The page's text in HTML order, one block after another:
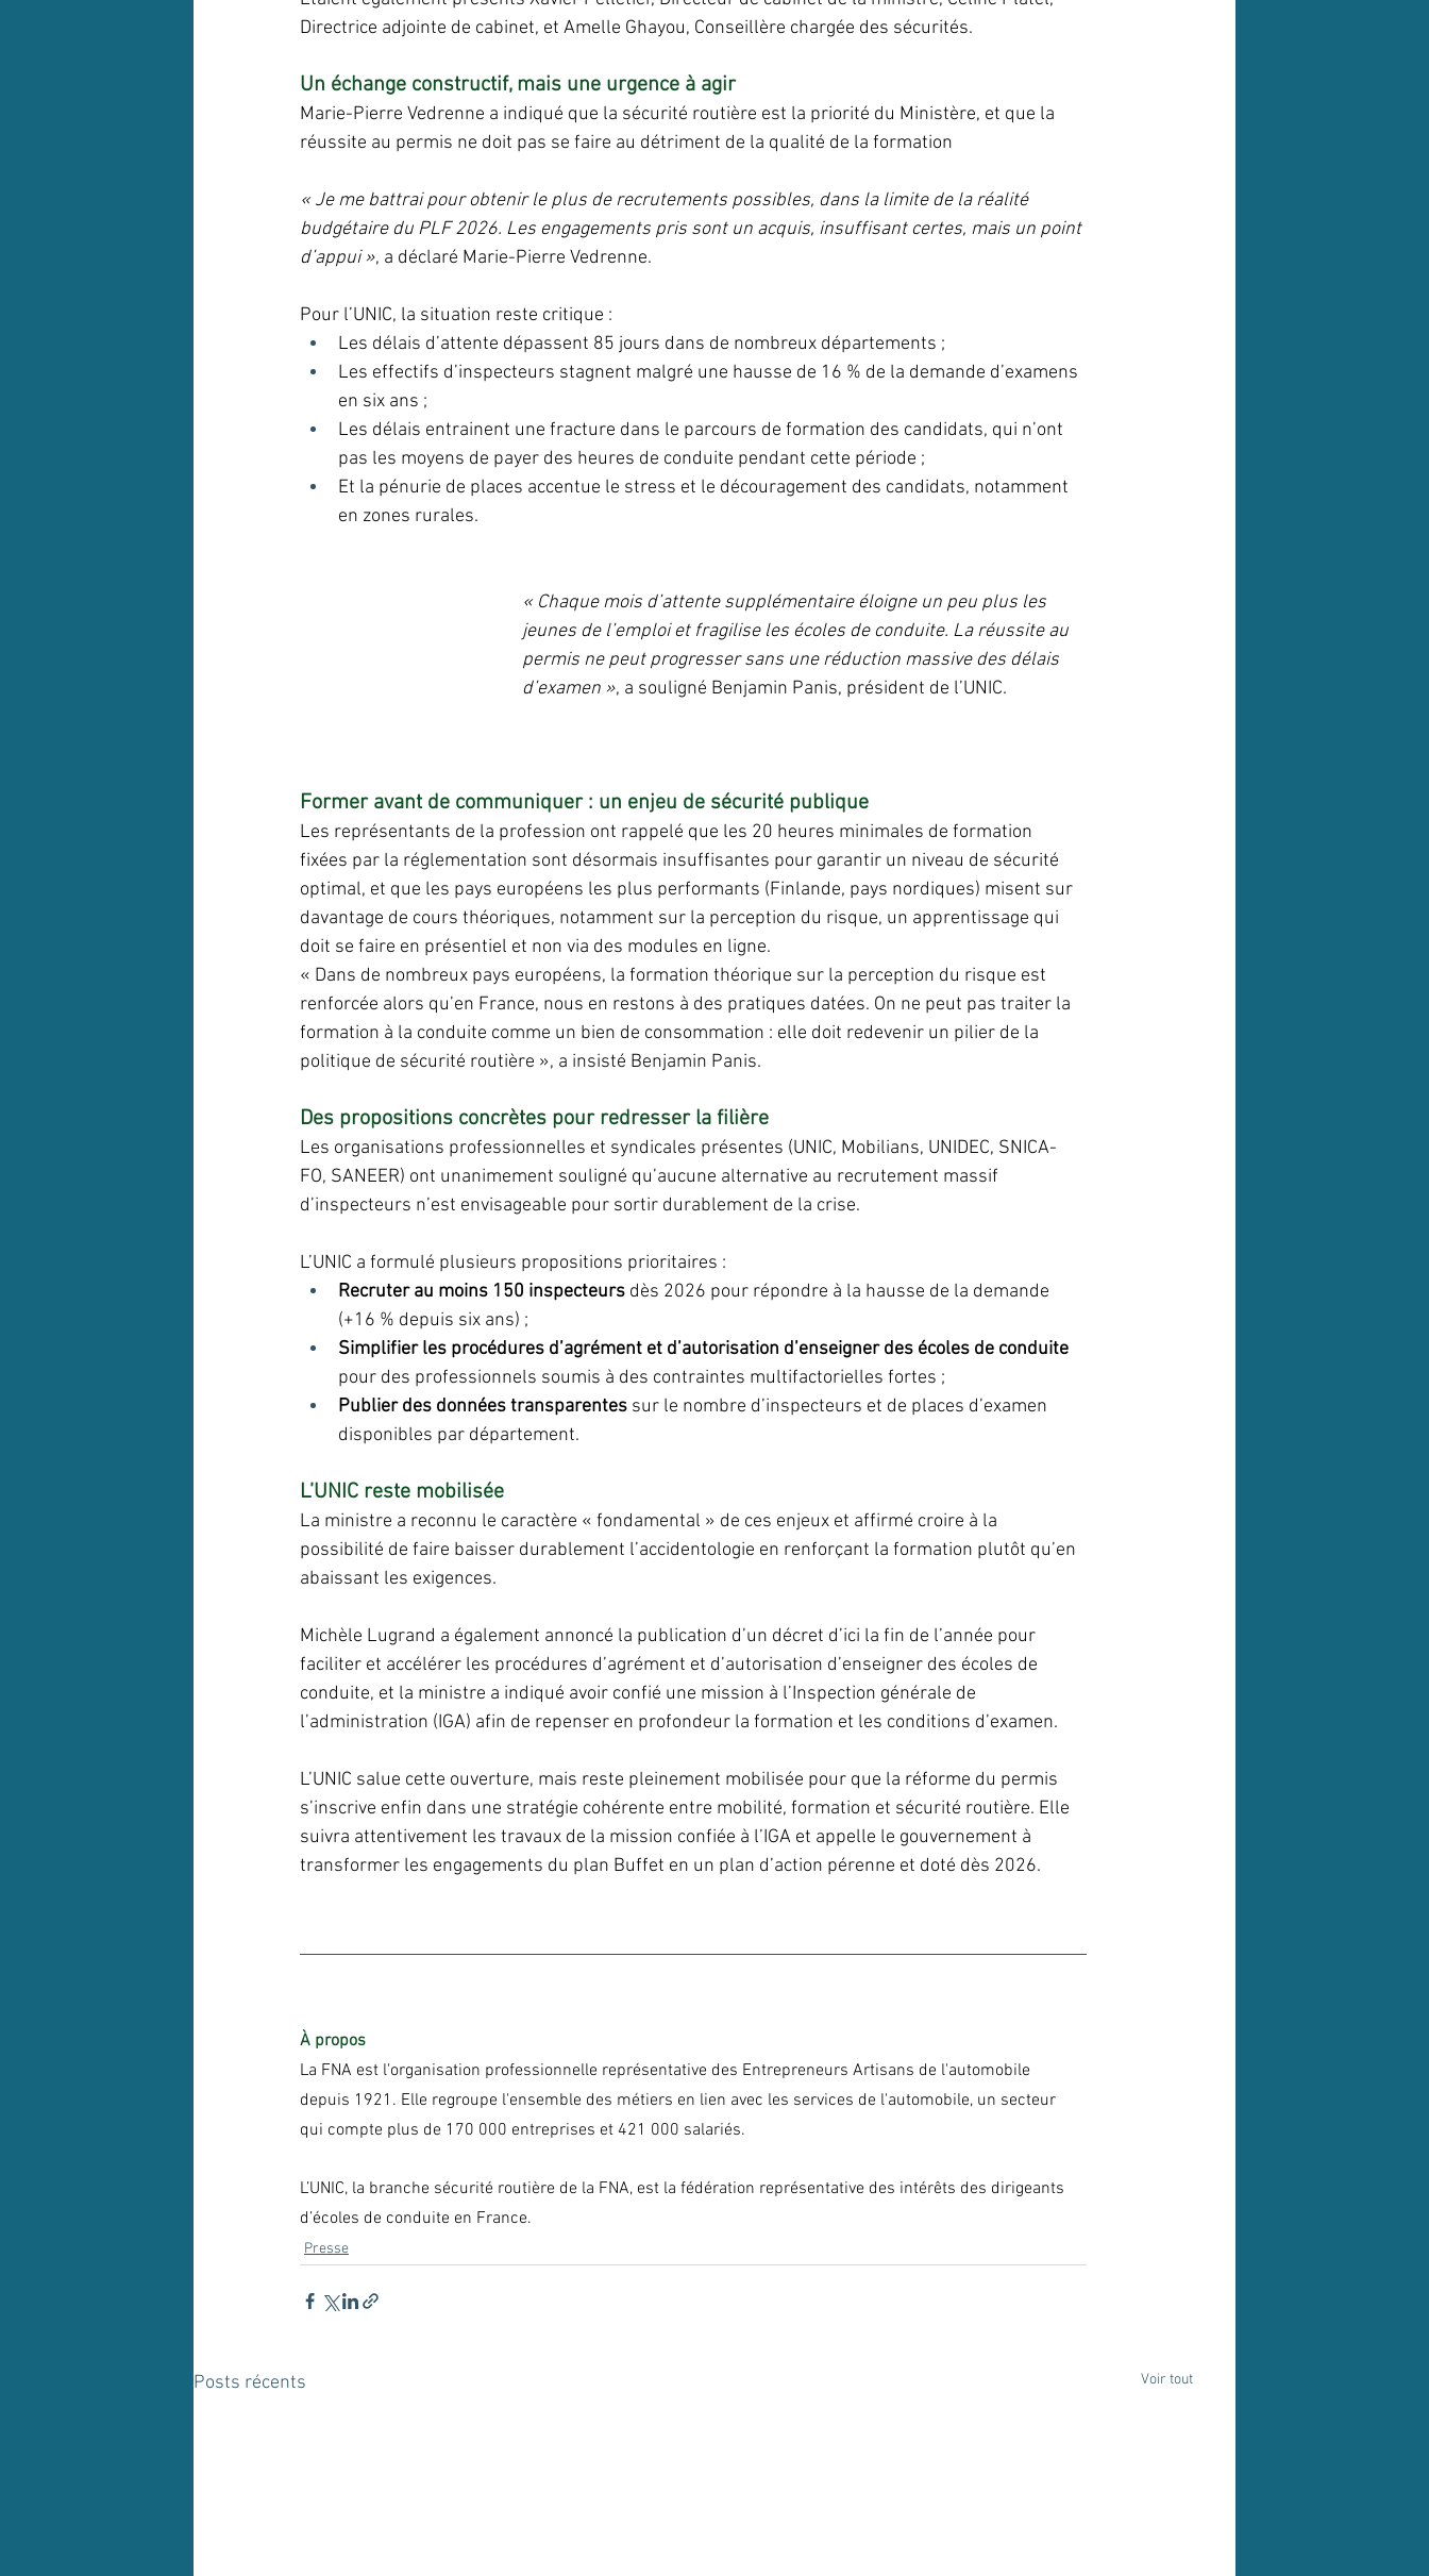
Directrice adjointe de cabinet, et Amelle Ghayou, Conseillère chargée des sécurités.
Un échange constructif, mais une urgence à agir
Marie-Pierre Vedrenne a indiqué que la sécurité routière est la priorité du Ministère, et que la
réussite au permis ne doit pas se faire au détriment de la qualité de la formation
« Je me battrai pour obtenir le plus de recrutements possibles, dans la limite de la réalité
budgétaire du PLF 2026. Les engagements pris sont un acquis, insuffisant certes, mais un point
d’appui », a déclaré Marie-Pierre Vedrenne.
Pour l’UNIC, la situation reste critique :
Les délais d’attente dépassent 85 jours dans de nombreux départements ;
Les effectifs d’inspecteurs stagnent malgré une hausse de 16 % de la demande d’examens
en six ans ;
Les délais entrainent une fracture dans le parcours de formation des candidats, qui n’ont
pas les moyens de payer des heures de conduite pendant cette période ;
Et la pénurie de places accentue le stress et le découragement des candidats, notamment
en zones rurales.
« Chaque mois d’attente supplémentaire éloigne un peu plus les
jeunes de l’emploi et fragilise les écoles de conduite. La réussite au
permis ne peut progresser sans une réduction massive des délais
d’examen », a souligné Benjamin Panis, président de l’UNIC.
Former avant de communiquer : un enjeu de sécurité publique
Les représentants de la profession ont rappelé que les 20 heures minimales de formation
fixées par la réglementation sont désormais insuffisantes pour garantir un niveau de sécurité
optimal, et que les pays européens les plus performants (Finlande, pays nordiques) misent sur
davantage de cours théoriques, notamment sur la perception du risque, un apprentissage qui
doit se faire en présentiel et non via des modules en ligne.
« Dans de nombreux pays européens, la formation théorique sur la perception du risque est
renforcée alors qu’en France, nous en restons à des pratiques datées. On ne peut pas traiter la
formation à la conduite comme un bien de consommation : elle doit redevenir un pilier de la
politique de sécurité routière », a insisté Benjamin Panis.
Des propositions concrètes pour redresser la filière
Les organisations professionnelles et syndicales présentes (UNIC, Mobilians, UNIDEC, SNICA-
FO, SANEER) ont unanimement souligné qu’aucune alternative au recrutement massif
d’inspecteurs n’est envisageable pour sortir durablement de la crise.
L’UNIC a formulé plusieurs propositions prioritaires :
Recruter au moins 150 inspecteurs dès 2026 pour répondre à la hausse de la demande
(+16 % depuis six ans) ;
Simplifier les procédures d’agrément et d’autorisation d’enseigner des écoles de conduite
pour des professionnels soumis à des contraintes multifactorielles fortes ;
Publier des données transparentes sur le nombre d’inspecteurs et de places d’examen
disponibles par département.
L’UNIC reste mobilisée
La ministre a reconnu le caractère « fondamental » de ces enjeux et affirmé croire à la
possibilité de faire baisser durablement l’accidentologie en renforçant la formation plutôt qu’en
abaissant les exigences.
Michèle Lugrand a également annoncé la publication d’un décret d’ici la fin de l’année pour
faciliter et accélérer les procédures d’agrément et d’autorisation d’enseigner des écoles de
conduite, et la ministre a indiqué avoir confié une mission à l’Inspection générale de
l’administration (IGA) afin de repenser en profondeur la formation et les conditions d’examen.
L’UNIC salue cette ouverture, mais reste pleinement mobilisée pour que la réforme du permis
s’inscrive enfin dans une stratégie cohérente entre mobilité, formation et sécurité routière. Elle
suivra attentivement les travaux de la mission confiée à l’IGA et appelle le gouvernement à
transformer les engagements du plan Buffet en un plan d’action pérenne et doté dès 2026.
À propos
La FNA est l'organisation professionnelle représentative des Entrepreneurs Artisans de l'automobile
depuis 1921. Elle regroupe l'ensemble des métiers en lien avec les services de l'automobile, un secteur
qui compte plus de 170 000 entreprises et 421 000 salariés.
L’UNIC, la branche sécurité routière de la FNA, est la fédération représentative des intérêts des dirigeants
d’écoles de conduite en France.
Presse
Posts récents Voir tout